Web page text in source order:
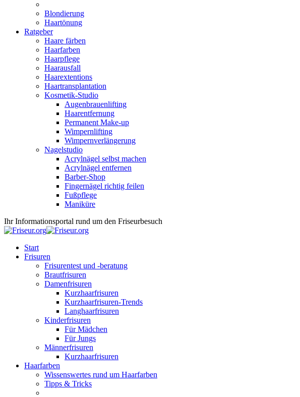
Blondierung
Haartönung
Ratgeber
Haare färben
Haarfarben
Haarpflege
Haarausfall
Haarextentions
Haartransplantation
Kosmetik-Studio
Augenbrauenlifting
Haarentfernung
Permanent Make-up
Wimpernlifting
Wimpernverlängerung
Nagelstudio
Acrylnägel selbst machen
Acrylnägel entfernen
Barber-Shop
Fingernägel richtig feilen
Fußpflege
Maniküre
Ihr Informationsportal rund um den Friseurbesuch
Start
Frisuren
Frisurentest und -beratung
Brautfrisuren
Damenfrisuren
Kurzhaarfrisuren
Kurzhaarfrisuren-Trends
Langhaarfrisuren
Kinderfrisuren
Für Mädchen
Für Jungs
Männerfrisuren
Kurzhaarfrisuren
Haarfarben
Wissenswertes rund um Haarfarben
Tipps & Tricks